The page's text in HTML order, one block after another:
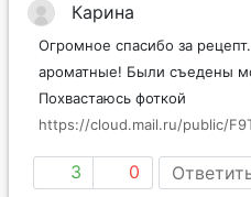
Карина
Огромное спасибо за
ароматные! Были съедены
Похвастаюсь фоткой
https://cloud.mail.ru/public/
3 0